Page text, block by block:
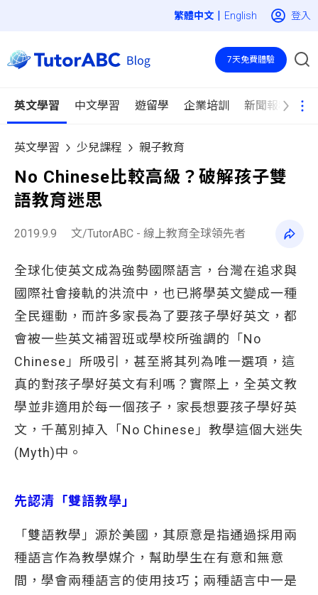
| English 登入
英文學習 中文學習 遊留學 企業培訓 新聞報導
7天免費體驗
英文學習 少兒課程 親子教育
No Chinese比較高級？破解孩子雙
語教育迷思
2019.9.9 文/TutorABC - 線上教育全球領先者
全球化使英文成為強勢國際語言，台灣在追求與
國際社會接軌的洪流中，也已將學英文變成一種
全民運動，而許多家長為了要孩子學好英文，都
會被一些英文補習班或學校所強調的「No
Chinese」所吸引，甚至將其列為唯一選項，這
真的對孩子學好英文有利嗎？實際上，全英文教
學並非適用於每一個孩子，家長想要孩子學好英
文，千萬別掉入「No Chinese」教學這個大迷失
(Myth)中。
先認清「雙語教學」
「雙語教學」源於美國，其原意是指通過採用兩
種語言作為教學媒介，幫助學生在有意和無意
間，學會兩種語言的使用技巧；兩種語言中一是